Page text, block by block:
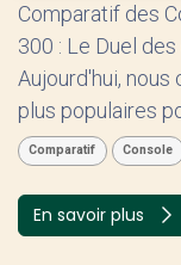
Comparatif des
300 : Le Duel
Aujourd'hui,
plus populaires
Comparatif Console
En savoir plus